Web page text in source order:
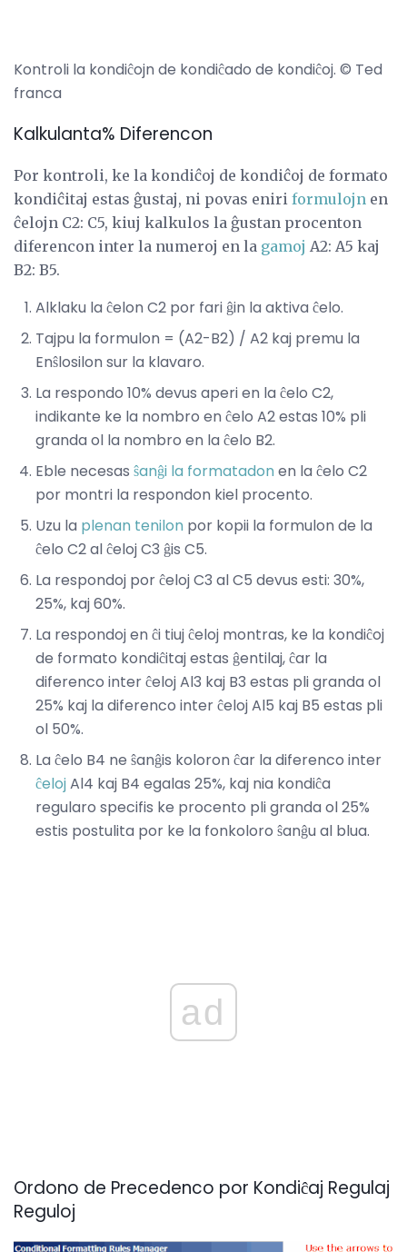
Kontroli la kondiĉojn de kondiĉado de kondiĉoj. © Ted
franca
Kalkulanta% Diferencon
Por kontroli, ke la kondiĉoj de kondiĉoj de formato
kondiĉitaj estas ĝustaj, ni povas eniri formulojn en
ĉelojn C2: C5, kiuj kalkulos la ĝustan procenton
diferencon inter la numeroj en la gamoj A2: A5 kaj
B2: B5.
Alklaku la ĉelon C2 por fari ĝin la aktiva ĉelo.
Tajpu la formulon = (A2-B2) / A2 kaj premu la
Enŝlosilon sur la klavaro.
La respondo 10% devus aperi en la ĉelo C2,
indikante ke la nombro en ĉelo A2 estas 10% pli
granda ol la nombro en la ĉelo B2.
Eble necesas ŝanĝi la formatadonen la ĉelo C2
por montri la respondon kiel procento.
Uzu la plenan tenilon por kopii la formulon de la
ĉelo C2 al ĉeloj C3 ĝis C5.
La respondoj por ĉeloj C3 al C5 devus esti: 30%,
25%, kaj 60%.
La respondoj en ĉi tiuj ĉeloj montras, ke la kondiĉoj
de formato kondiĉitaj estas ĝentilaj, ĉar la
diferenco inter ĉeloj Al3 kaj B3 estas pli granda ol
25% kaj la diferenco inter ĉeloj Al5 kaj B5 estas pli
ol 50%.
La ĉelo B4 ne ŝanĝis koloron ĉar la diferenco inter
ĉelojAl4 kaj B4 egalas 25%, kaj nia kondiĉa
regularo specifis ke procento pli granda ol 25%
estis postulita por ke la fonkoloro ŝanĝu al blua.
ad
Ordono de Precedenco por Kondiĉaj Regulaj
Reguloj